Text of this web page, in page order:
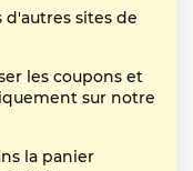
sites de
les coupons et
sur notre
la panier